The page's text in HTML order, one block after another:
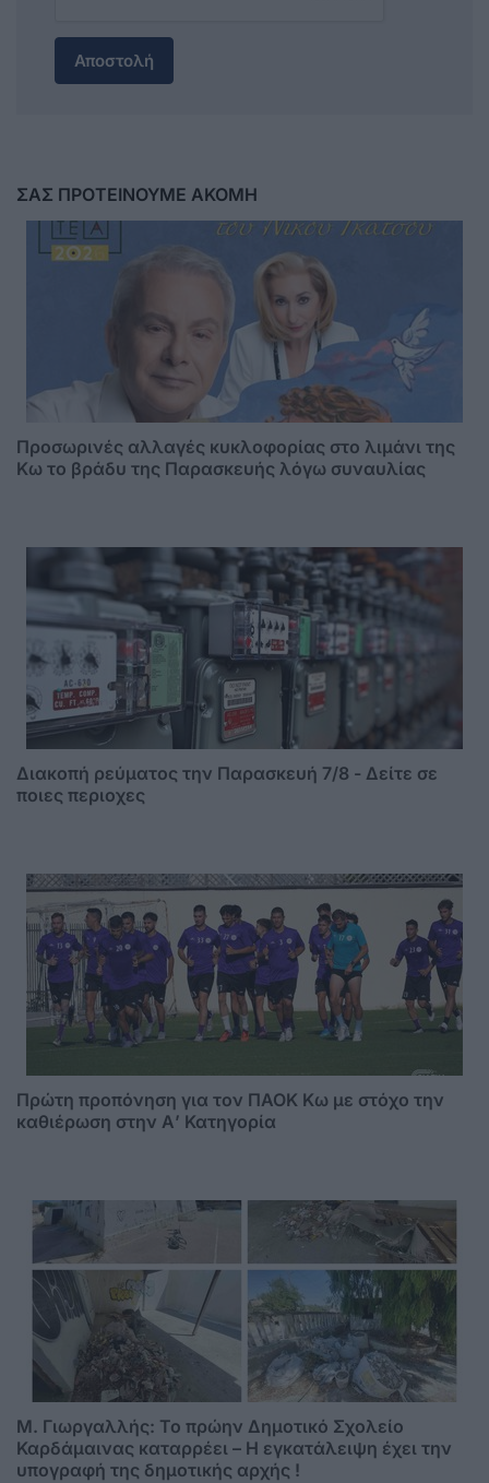
Αποστολή
ΣΑΣ ΠΡΟΤΕΙΝΟΥΜΕ ΑΚΟΜΗ
Προσωρινές αλλαγές κυκλοφορίας στο λιμάνι της
Κω το βράδυ της Παρασκευής λόγω συναυλίας
Διακοπή ρεύματος την Παρασκευή 7/8 - Δείτε σε
ποιες περιοχες
Πρώτη προπόνηση για τον ΠΑΟΚ Κω με στόχο την
καθιέρωση στην Α’ Κατηγορία
M. Γιωργαλλής: Το πρώην Δημοτικό Σχολείο
Καρδάμαινας καταρρέει – Η εγκατάλειψη έχει την
υπογραφή της δημοτικής αρχής !